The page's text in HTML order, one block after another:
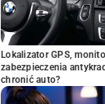
Lokalizator GPS,
zabezpieczenia
chronić auto?